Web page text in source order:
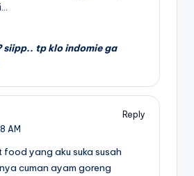
siipp.. tp klo indomie ga
Reply
AM
food yang aku suka susah
cuman ayam goreng